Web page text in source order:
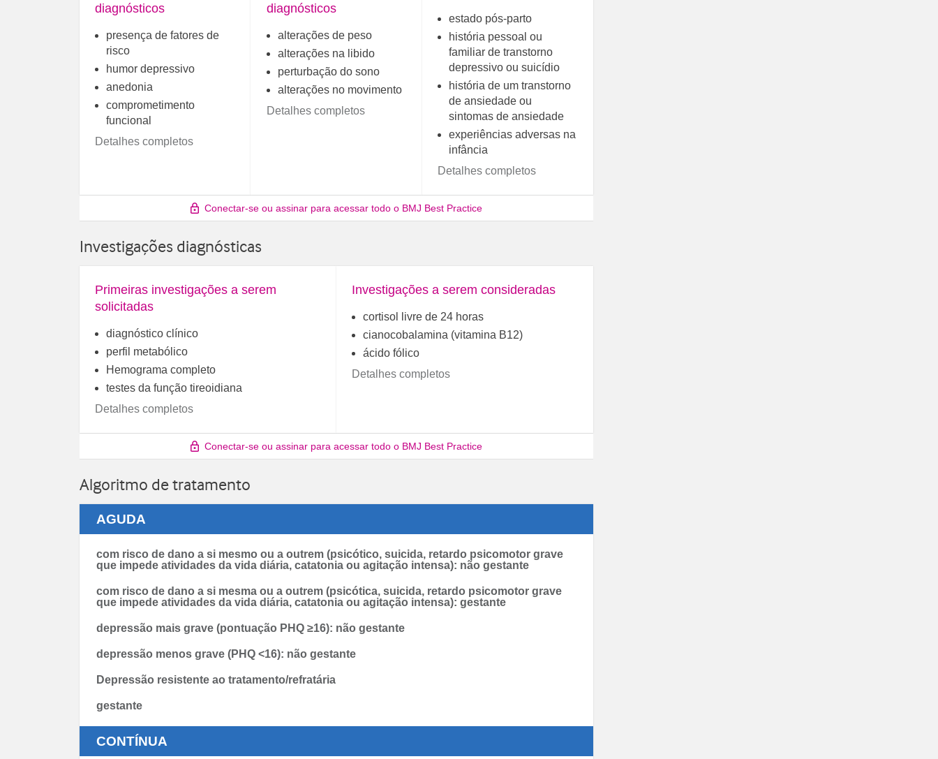
diagnósticos
presença de fatores de
risco
humor depressivo
anedonia
comprometimento
funcional
Detalhes completos
diagnósticos
alterações de peso
alterações na libido
perturbação do sono
alterações no movimento
Detalhes completos
estado pós-parto
história pessoal ou
familiar de transtorno
depressivo ou suicídio
história de um transtorno
de ansiedade ou
sintomas de ansiedade
experiências adversas na
infância
Detalhes completos
Conectar-se ou assinar para acessar todo o BMJ Best Practice
Investigações diagnósticas
Primeiras investigações a serem
solicitadas
diagnóstico clínico
perfil metabólico
Hemograma completo
testes da função tireoidiana
Detalhes completos
Investigações a serem consideradas
cortisol livre de 24 horas
cianocobalamina (vitamina B12)
ácido fólico
Detalhes completos
Conectar-se ou assinar para acessar todo o BMJ Best Practice
Algoritmo de tratamento
AGUDA
com risco de dano a si mesmo ou a outrem (psicótico, suicida, retardo psicomotor grave
que impede atividades da vida diária, catatonia ou agitação intensa): não gestante
com risco de dano a si mesma ou a outrem (psicótica, suicida, retardo psicomotor grave
que impede atividades da vida diária, catatonia ou agitação intensa): gestante
depressão mais grave (pontuação PHQ ≥16): não gestante
depressão menos grave (PHQ <16): não gestante
Depressão resistente ao tratamento/refratária
gestante
CONTÍNUA